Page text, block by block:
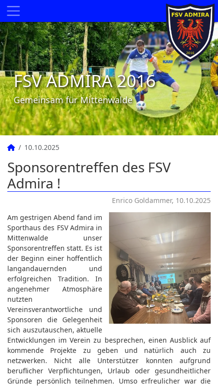
FSV ADMIRA 2016
Gemeinsam für Mittenwalde
10.10.2025
Sponsorentreffen des FSV
Admira !
Enrico Goldammer, 10.10.2025
Am gestrigen Abend fand im
Sporthaus des FSV Admira in
Mittenwalde unser
Sponsorentreffen statt. Es ist
der Beginn einer hoffentlich
langandauernden und
erfolgreichen Tradition. In
angenehmer Atmosphäre
nutzten
Vereinsverantwortliche und
Sponsoren die Gelegenheit
sich auszutauschen, aktuelle
Entwicklungen im Verein zu besprechen, einen Ausblick auf
kommende Projekte zu geben und natürlich auch zu
netzwerken. Nicht alle Unterstützer konnten aufgrund
beruflicher Verpflichtungen, Urlaub oder gesundheitlicher
Gründe persönlich teilnehmen. Umso erfreulicher war die